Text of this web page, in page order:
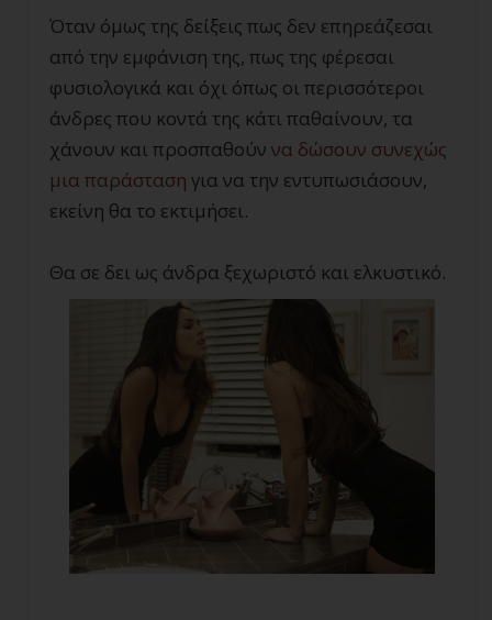
Όταν όμως της δείξεις πως δεν επηρεάζεσαι
από την εμφάνιση της, πως της φέρεσαι
φυσιολογικά και όχι όπως οι περισσότεροι
άνδρες που κοντά της κάτι παθαίνουν, τα
χάνουν και προσπαθούν να δώσουν συνεχώς
μια παράσταση για να την εντυπωσιάσουν,
εκείνη θα το εκτιμήσει.
Θα σε δει ως άνδρα ξεχωριστό και ελκυστικό.